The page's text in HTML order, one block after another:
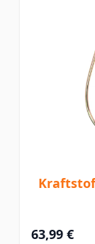
63,99 €